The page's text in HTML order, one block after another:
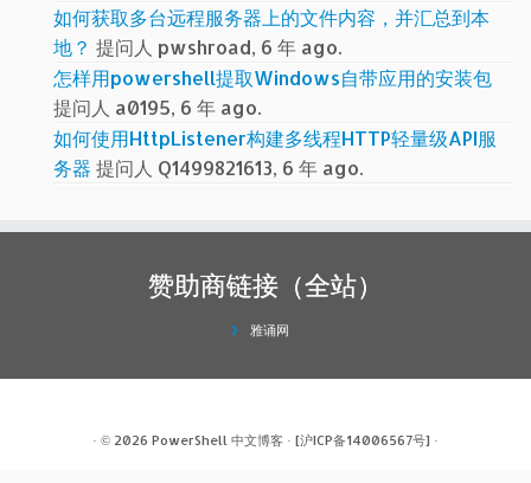
如何获取多台远程服务器上的文件内容，并汇总到本
地？ 提问人 pwshroad, 6 年 ago.
怎样用powershell提取Windows自带应用的安装包
提问人 a0195, 6 年 ago.
如何使用HttpListener构建多线程HTTP轻量级API服
务器 提问人 Q1499821613, 6 年 ago.
赞助商链接（全站）
雅诵网
· © 2026 PowerShell 中文博客 · [沪ICP备14006567号] ·